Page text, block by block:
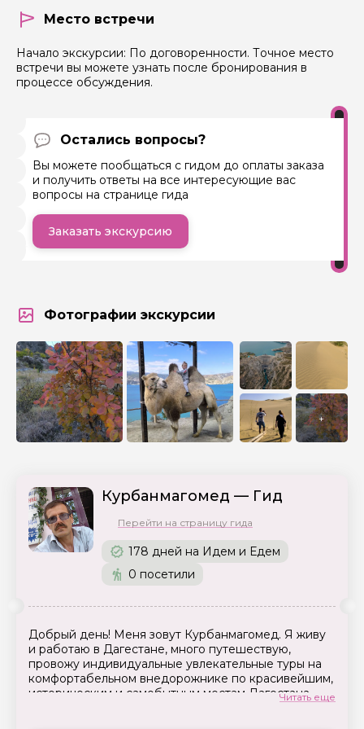
Место встречи
Начало экскурсии: По договоренности. Точное место
встречи вы можете узнать после бронирования в
процессе обсуждения.
Остались вопросы?
Вы можете пообщаться с гидом до оплаты заказа
и получить ответы на все интересующие вас
вопросы на странице гида
Заказать экскурсию
Фотографии экскурсии
+
Курбанмагомед — Гид
Перейти на страницу гида
178 дней на Идем и Едем
0 посетили
Добрый день! Меня зовут Курбанмагомед. Я живу
и работаю в Дагестане, много путешествую,
провожу индивидуальные увлекательные туры на
комфортабельном внедорожнике по красивейшим,
историческим и самобытным местам Дагестана.Читать еще